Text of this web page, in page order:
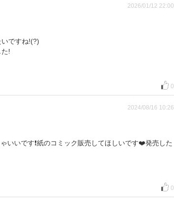
2026/01/12 22:00
ですね!(?)
!
0
2024/08/16 10:26
いいです❗紙のコミック販売してほしいです❤️発売した
0